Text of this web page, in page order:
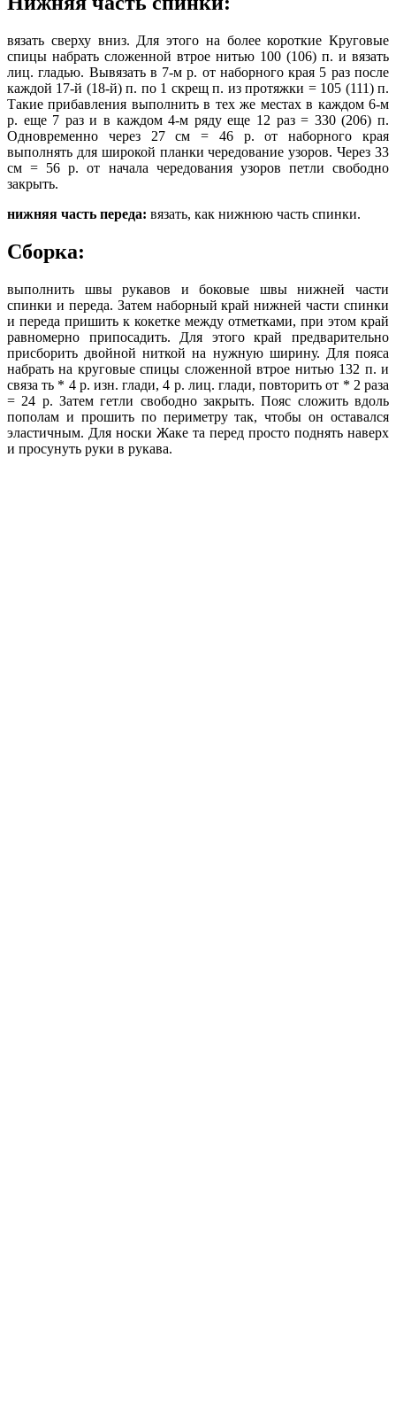
вязать сверху вниз. Для этого на более короткие Круговые
спицы набрать сложенной втрое нитью 100 (106) п. и вязать
лиц. гладью. Вывязать в 7-м р. от наборного края 5 раз после
каждой 17-й (18-й) п. по 1 скрещ п. из протяжки = 105 (111) п.
Такие прибавления выполнить в тех же местах в каждом 6-м
р. еще 7 раз и в каждом 4-м ряду еще 12 раз = 330 (206) п.
Одновременно через 27 см = 46 р. от наборного края
выполнять для широкой планки чередование узоров. Через 33
см = 56 р. от начала чередования узоров петли свободно
закрыть.
нижняя часть переда: вязать, как нижнюю часть спинки.
Сборка:
выполнить швы рукавов и боковые швы нижней части
спинки и переда. Затем наборный край нижней части спинки
и переда пришить к кокетке между отметками, при этом край
равномерно припосадить. Для этого край предварительно
присборить двойной ниткой на нужную ширину. Для пояса
набрать на круговые спицы сложенной втрое нитью 132 п. и
связа ть * 4 р. изн. глади, 4 р. лиц. глади, повторить от * 2 раза
= 24 р. Затем гетли свободно закрыть. Пояс сложить вдоль
пополам и прошить по периметру так, чтобы он оставался
эластичным. Для носки Жаке та перед просто поднять наверх
и просунуть руки в рукава.